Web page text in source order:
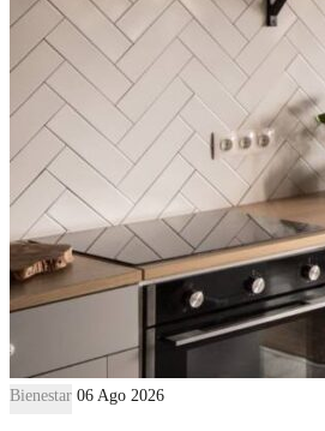
Bienestar 06 Ago 2026